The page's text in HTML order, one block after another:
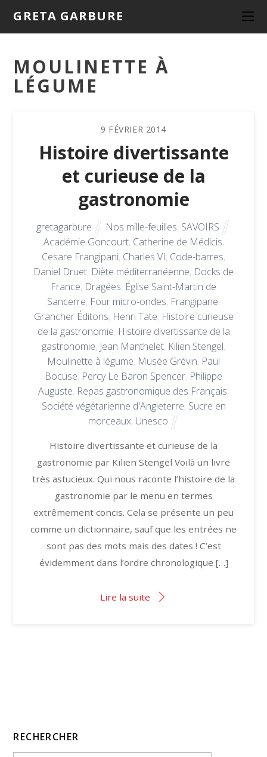
GRETA GARBURE
MOULINETTE À
LÉGUME
9 FÉVRIER 2014
Histoire divertissante
et curieuse de la
gastronomie
gretagarbure Nos mille-feuilles, SAVOIRS
Académie Goncourt, Catherine de Médicis,
Cesare Frangipani, Charles VI, Code-barres,
Daniel Druet, Diète méditerranéenne, Docks de
France, Dragées, Église Saint-Martin de
Sancerre, Four micro-ondes, Frangipane,
Grancher Éditons, Henri Tate, Histoire curieuse
de la gastronomie, Histoire divertissante de la
gastronomie, Jean Manthelet, Kilien Stengel,
Moulinette à légume, Musée Grévin, Paul
Bocuse, Percy Le Baron Spencer, Philippe
Auguste, Repas gastronomique des Français,
Société végétarienne d'Angleterre, Sucre en
morceaux, Unesco
Histoire divertissante et curieuse de la
gastronomie par Kilien Stengel Voilà un livre
très astucieux. Qui nous raconte l’histoire de la
gastronomie par le menu en termes
extrêmement concis. Cela se présente un peu
comme un dictionnaire, sauf que les entrées ne
sont pas des mots mais des dates ! C’est
évidemment dans l’ordre chronologique […]
Lire la suite
RECHERCHER